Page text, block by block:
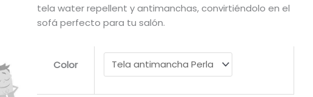
tela water repellent y antimanchas, convirtiéndolo en el
sofá perfecto para tu salón.
Color